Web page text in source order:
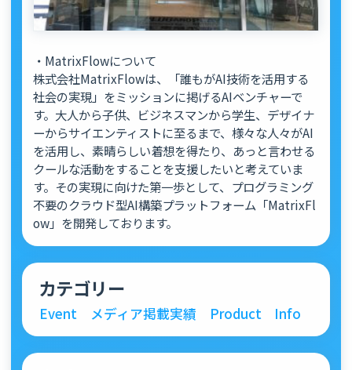
・MatrixFlowについて
株式会社MatrixFlowは、「誰もがAI技術を活用する
社会の実現」をミッションに掲げるAIベンチャーで
す。大人から子供、ビジネスマンから学生、デザイナ
ーからサイエンティストに至るまで、様々な人々がAI
を活用し、素晴らしい着想を得たり、あっと言わせる
クールな活動をすることを支援したいと考えていま
す。その実現に向けた第一歩として、プログラミング
不要のクラウド型AI構築プラットフォーム「MatrixFl
ow」を開発しております。
カテゴリー
Event メディア掲載実績 Product Info